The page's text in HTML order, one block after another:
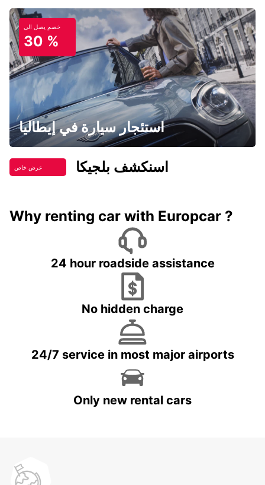
خصم يصل الي
30 %
استئجار سيارة في إيطاليا
عرض خاص اسنكشف بلجيكا
Why renting car with Europcar ?
24 hour roadside assistance
No hidden charge
24/7 service in most major airports
Only new rental cars